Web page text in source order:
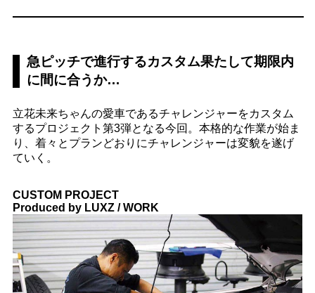
急ピッチで進行するカスタム果たして期限内
に間に合うか…
立花未来ちゃんの愛車であるチャレンジャーをカスタム
するプロジェクト第3弾となる今回。本格的な作業が始ま
り、着々とプランどおりにチャレンジャーは変貌を遂げ
ていく。
CUSTOM PROJECT
Produced by LUXZ / WORK